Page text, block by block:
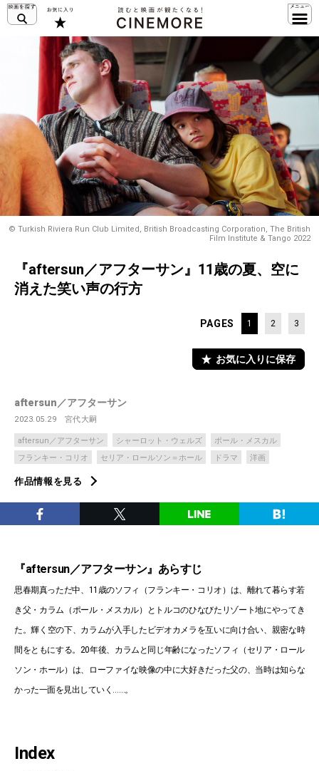
© Turkish Riviera Run Club Limited, British Broadcasting Corporation, The British
Film Institute & Tango 2022
『aftersun／アフターサン』11歳の夏、空に
消えた笑い声の行方
PAGES 1 2 3
お気に入りに保存
aftersun／アフターサン
2023.05.29 宮代大嗣
aftersun／アフターサン シャーロット・ウェルズ
ポール・メスカル
フランキー・コリオ
セリア・ロールソン＝ホール ドラマ 洋画
作品情報を見る
『aftersun／アフターサン』あらすじ
思春期真っただ中、11歳のソフィ（フランキー・コリオ）は、離れて暮らす若
き父・カラム（ポール・メスカル）とトルコのひなびたリゾート地にやってき
た。輝く空の下、カラムが入手したビデオカメラを互いに向け合い、親密な時
間をともにする。20年後、カラムと同じ年齢になったソフィ（セリア・ロール
ソン・ホール）は、ローファイな映像の中に大好きだった父の、当時は知らな
かった一面を見出していく……。
Index